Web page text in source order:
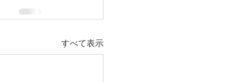
すべて表示